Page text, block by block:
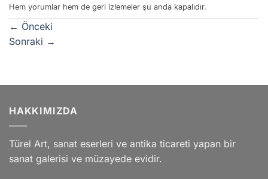
Hem yorumlar hem de geri izlemeler şu anda kapalıdır.
← Önceki
Sonraki →
HAKKIMIZDA
Türel Art, sanat eserleri ve antika ticareti yapan bir
sanat galerisi ve müzayede evidir.